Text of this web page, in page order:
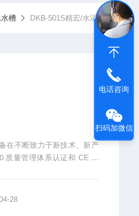
槽 DKB-501S精宏/水浴锅
在不断致力于新技术、新产
质量管理体系认证和 CE 认
28
电话咨询
扫码加微信